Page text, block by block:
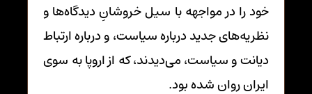
خود را در مواجهه با سیل خروشانِ دیدگاه‌ها و
نظریه‌های جدید درباره سیاست، و درباره ارتباط
دیانت و سیاست، می‌دیدند، که از اروپا به سوی
ایران روان شده بود.